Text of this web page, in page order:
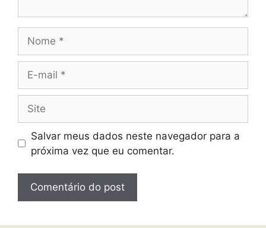
Salvar meus dados neste navegador para a
próxima vez que eu comentar.